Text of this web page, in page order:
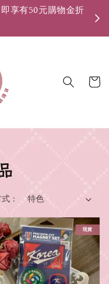
享有50元購物金折
:
現貨